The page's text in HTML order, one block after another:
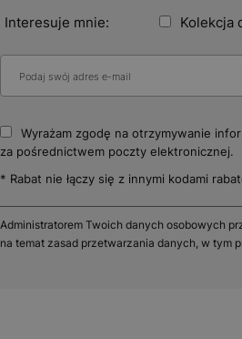
Interesuje mnie: Kolekcja
Wyrażam zgodę na otrzymywanie
za pośrednictwem poczty elektronicznej.
* Rabat nie łączy się z innymi kodami
Administratorem Twoich danych osobowych
na temat zasad przetwarzania danych, w tym